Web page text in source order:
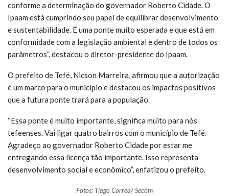
conforme a determinação do governador Roberto Cidade. O
Ipaam está cumprindo seu papel de equilibrar desenvolvimento
e sustentabilidade. É uma ponte muito esperada e que está em
conformidade com a legislação ambiental e dentro de todos os
parâmetros”, destacou o diretor-presidente do Ipaam.
O prefeito de Tefé, Nicson Marreira, afirmou que a autorização
é um marco para o município e destacou os impactos positivos
que a futura ponte trará para a população.
“Essa ponte é muito importante, significa muito para nós
tefeenses. Vai ligar quatro bairros com o município de Tefé.
Agradeço ao governador Roberto Cidade por estar me
entregando essa licença tão importante. Isso representa
desenvolvimento social e econômico”, enfatizou o prefeito.
Fotos: Tiago Correa/ Secom